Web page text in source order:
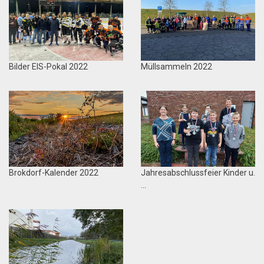
Bilder EIS-Pokal 2022 Müllsammeln 2022
Brokdorf-Kalender 2022
Jahresabschlussfeier Kinder u.